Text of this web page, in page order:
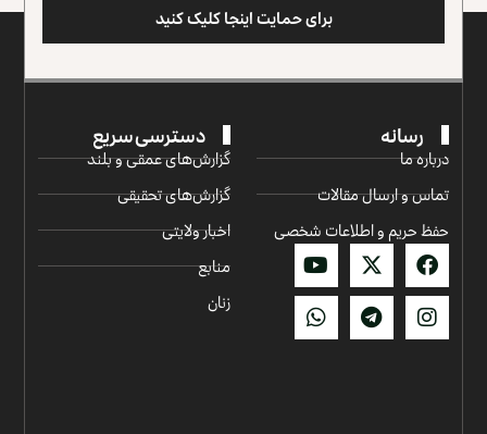
برای حمایت اینجا کلیک کنید
رسانه
درباره ما
تماس و ارسال مقالات
حفظ حریم و اطلاعات شخصی
دسترسی سریع
گزارش‌‌های عمقی و بلند
گزارش‌های تحقیقی
اخبار ولایتی
منابع
زنان